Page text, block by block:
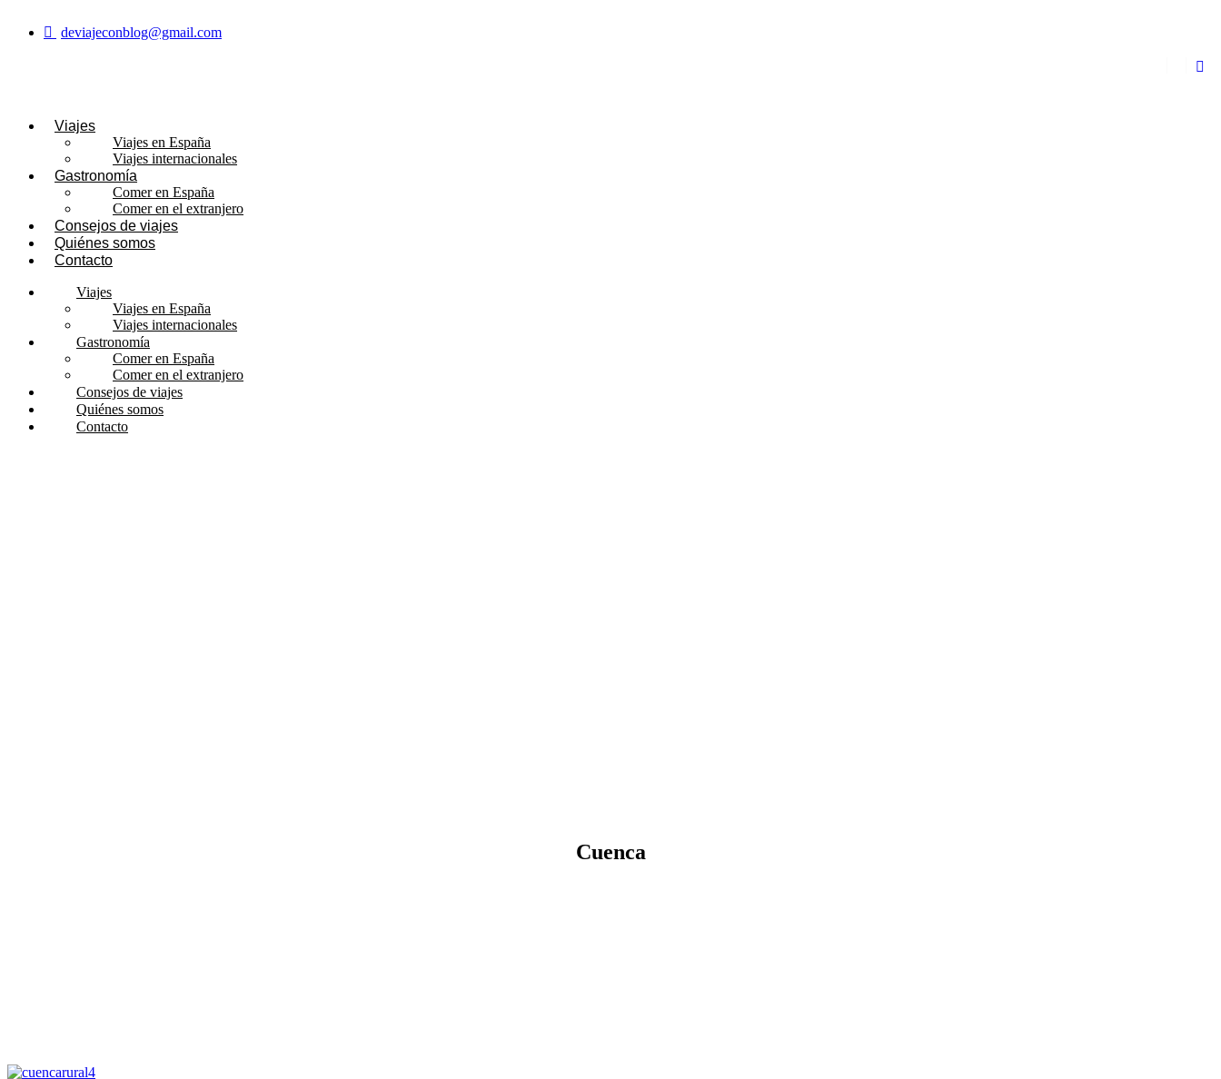
deviajeconblog@gmail.com
Viajes
Viajes en España
Viajes internacionales
Gastronomía
Comer en España
Comer en el extranjero
Consejos de viajes
Quiénes somos
Contacto
Viajes
Viajes en España
Viajes internacionales
Gastronomía
Comer en España
Comer en el extranjero
Consejos de viajes
Quiénes somos
Contacto
Cuenca